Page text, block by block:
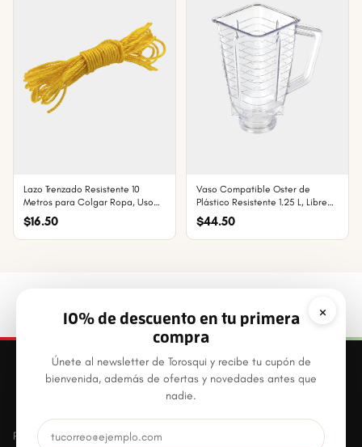
Lazo Trenzado Resistente 10
Metros para Colgar Ropa, Uso
Doméstico y Multiusos
$16.50
Vaso Compatible Oster de
Plástico Resistente 1.25 L, Libre
de BPA y Apto para Lavavajillas
$44.50
×
10% de descuento en tu primera
compra
Únete al newsletter de Torosqui y recibe tu cupón de
bienvenida, además de ofertas y novedades antes que
nadie.
Productos plásticos innovadores, prácticos y